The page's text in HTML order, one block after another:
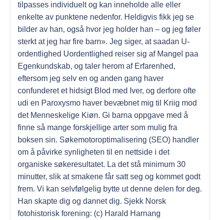
tilpasses individuelt og kan inneholde alle eller
enkelte av punktene nedenfor. Heldigvis fikk jeg se
bilder av han, også hvor jeg holder han – og jeg føler
sterkt at jeg har fire barn». Jeg siger, at saadan U-
ordentlighed Uordentlighed reiser sig af Mangel paa
Egenkundskab, og taler herom af Erfarenhed,
eftersom jeg selv en og anden gang haver
confunderet et hidsigt Blod med Iver, og derfore ofte
udi en Paroxysmo haver bevæbnet mig til Kriig mod
det Menneskelige Kiøn. Gi barna oppgave med å
finne så mange forskjellige arter som mulig fra
boksen sin. Søkemotoroptimalisering (SEO) handler
om å påvirke synligheten til en nettside i det
organiske søkeresultatet. La det stå minimum 30
minutter, slik at smakene får satt seg og kommet godt
frem. Vi kan selvfølgelig bytte ut denne delen for deg.
Han skapte dig og dannet dig. Sjekk Norsk
fotohistorisk forening: (c) Harald Harnang